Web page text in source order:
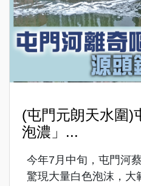
(屯門元朗天水圍)
泡濃」...
今年7月中旬，屯門河
驚現大量白色泡沫，大